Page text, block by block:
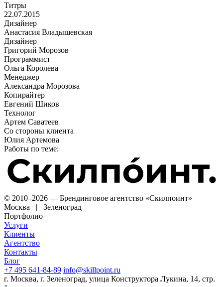
Титры
22.07.2015
Дизайнер
Анастасия Владышевская
Дизайнер
Григорий Морозов
Программист
Ольга Королева
Менеджер
Александра Морозова
Копирайтер
Евгений Шиков
Технолог
Артем Саватеев
Со стороны клиента
Юлия Артемова
Работы по теме:
© 2010–2026 — Брендинговое агентство «Скилпоинт»
Москва | Зеленоград
Портфолио
Услуги
Клиенты
Агентство
Контакты
Блог
+7 495 641-84-89 info@skillpoint.ru
г. Москва, г. Зеленоград, улица Конструктора Лукина, 14, стр.